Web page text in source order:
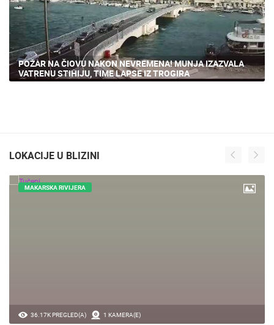
POŽAR NA ČIOVU NAKON NEVREMENA! MUNJA IZAZVALA
VATRENU STIHIJU, TIME LAPSE IZ TROGIRA
LOKACIJE U BLIZINI
36.17K PREGLED(A) 1 KAMERA(E)
MAKARSKA RIVIJERA